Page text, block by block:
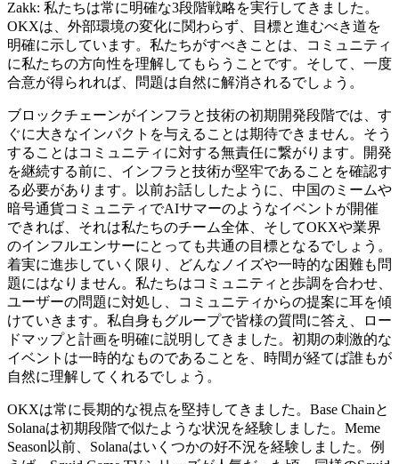
Zakk: 私たちは常に明確な3段階戦略を実行してきました。
OKXは、外部環境の変化に関わらず、目標と進むべき道を
明確に示しています。私たちがすべきことは、コミュニティ
に私たちの方向性を理解してもらうことです。そして、一度
合意が得られれば、問題は自然に解消されるでしょう。
ブロックチェーンがインフラと技術の初期開発段階では、す
ぐに大きなインパクトを与えることは期待できません。そう
することはコミュニティに対する無責任に繋がります。開発
を継続する前に、インフラと技術が堅牢であることを確認す
る必要があります。以前お話ししたように、中国のミームや
暗号通貨コミュニティでAIサマーのようなイベントが開催
できれば、それは私たちのチーム全体、そしてOKXや業界
のインフルエンサーにとっても共通の目標となるでしょう。
着実に進歩していく限り、どんなノイズや一時的な困難も問
題にはなりません。私たちはコミュニティと歩調を合わせ、
ユーザーの問題に対処し、コミュニティからの提案に耳を傾
けていきます。私自身もグループで皆様の質問に答え、ロー
ドマップと計画を明確に説明してきました。初期の刺激的な
イベントは一時的なものであることを、時間が経てば誰もが
自然に理解してくれるでしょう。
OKXは常に長期的な視点を堅持してきました。Base Chainと
Solanaは初期段階で似たような状況を経験しました。Meme
Season以前、Solanaはいくつかの好不況を経験しました。例